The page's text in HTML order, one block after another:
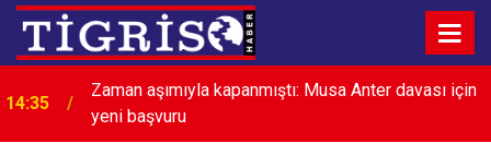
14:35
Zaman aşımıyla kapanmıştı: Musa Anter davası için
yeni başvuru